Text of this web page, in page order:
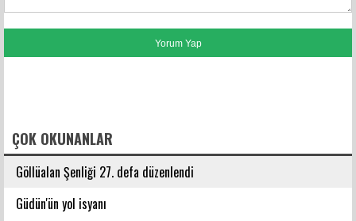
ÇOK OKUNANLAR
Göllüalan Şenliği 27. defa düzenlendi
Güdün'ün yol isyanı